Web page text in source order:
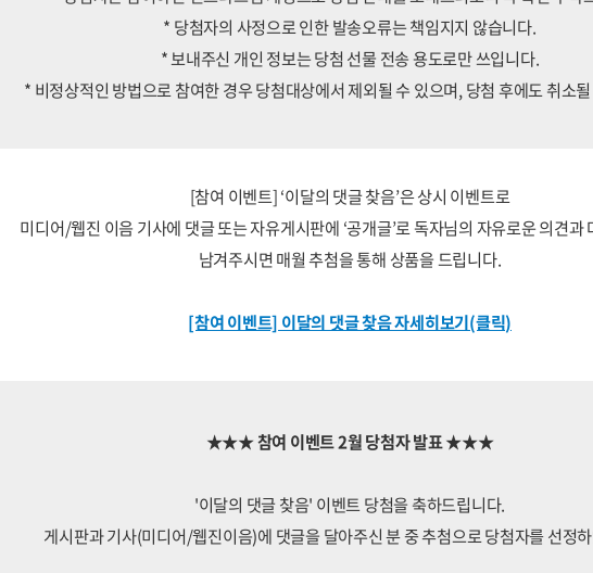
* 당첨자의 사정으로 인한 발송오류는 책임지지 않습니다.
* 보내주신 개인 정보는 당첨 선물 전송 용도로만 쓰입니다.
* 비정상적인 방법으로 참여한 경우 당첨대상에서 제외될 수 있으며, 당첨 후에도 취소
[참여 이벤트] ‘이달의 댓글 찾음’은 상시 이벤트로
미디어/웹진 이음 기사에 댓글 또는 자유게시판에 ‘공개글’로 독자님의 자유로운 의견과
남겨주시면 매월 추첨을 통해 상품을 드립니다.
[참여 이벤트] 이달의 댓글 찾음 자세히보기(클릭)
★★★ 참여 이벤트 2월 당첨자 발표 ★★★
'이달의 댓글 찾음' 이벤트 당첨을 축하드립니다.
게시판과 기사(미디어/웹진이음)에 댓글을 달아주신 분 중 추첨으로 당첨자를 선정